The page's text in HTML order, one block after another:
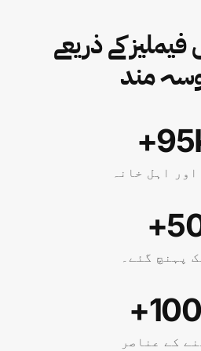
فیملیز کے ذریعے
مند
اہل خانہ
پہنچ گئے۔
کے عناصر